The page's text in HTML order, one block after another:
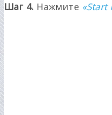
Шаг 4. Нажмите «Start